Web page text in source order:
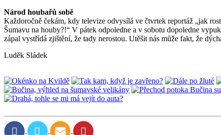
Národ houbařů sobě
Každoročně čekám, kdy televize odvysílá ve čtvrtek reportáž „jak
Šumavu na houby?!“ V pátek odpoledne a v sobotu dopoledne
zápal vystřídá zjištění, že tady nerostou. Utěšit nás může fakt, že
Luděk Sládek